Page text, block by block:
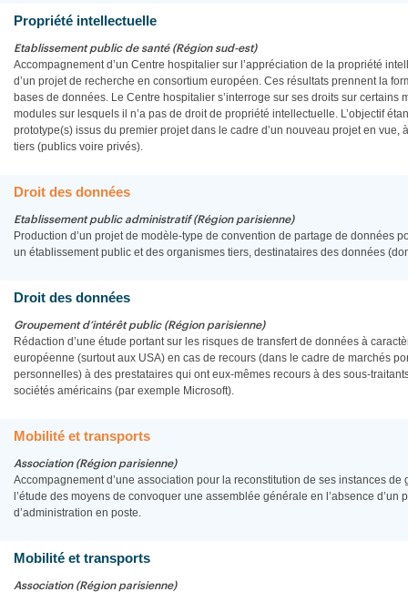
Propriété intellectuelle
Etablissement public de santé (Région sud-est)
Accompagnement d’un Centre hospitalier sur l’appréciation de la propriété
d’un projet de recherche en consortium européen. Ces résultats prennent la
bases de données. Le Centre hospitalier s’interroge sur ses droits sur certains
modules sur lesquels il n’a pas de droit de propriété intellectuelle. L’objectif
prototype(s) issus du premier projet dans le cadre d’un nouveau projet en vue,
tiers (publics voire privés).
Droit des données
Etablissement public administratif (Région parisienne)
Production d’un projet de modèle-type de convention de partage de données
un établissement public et des organismes tiers, destinataires des données
Droit des données
Groupement d’intérêt public (Région parisienne)
Rédaction d’une étude portant sur les risques de transfert de données à
européenne (surtout aux USA) en cas de recours (dans le cadre de marchés
personnelles) à des prestataires qui ont eux-mêmes recours à des sous-
sociétés américains (par exemple Microsoft).
Mobilité et transports
Association (Région parisienne)
Accompagnement d’une association pour la reconstitution de ses instances
l’étude des moyens de convoquer une assemblée générale en l’absence d’un
d’administration en poste.
Mobilité et transports
Association (Région parisienne)